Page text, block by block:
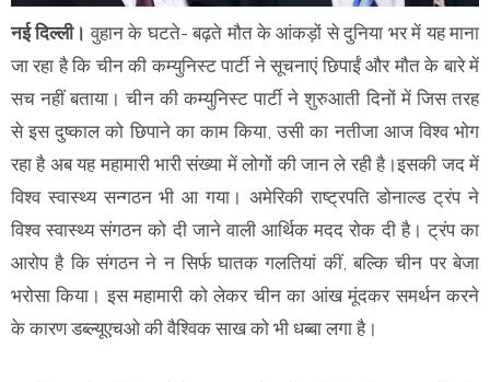
नई दिल्ली। वुहान के घटते- बढ़ते मौत के आंकड़ों से दुनिया भर में यह माना
जा रहा है कि चीन की कम्युनिस्ट पार्टी ने सूचनाएं छिपाईं और मौत के बारे में
सच नहीं बताया। चीन की कम्युनिस्ट पार्टी ने शुरुआती दिनों में जिस तरह
से इस दुष्काल को छिपाने का काम किया, उसी का नतीजा आज विश्व भोग
रहा है अब यह महामारी भारी संख्या में लोगों की जान ले रही है।इसकी जद में
विश्व स्वास्थ्य सन्गठन भी आ गया। अमेरिकी राष्ट्रपति डोनाल्ड ट्रंप ने
विश्व स्वास्थ्य संगठन को दी जाने वाली आर्थिक मदद रोक दी है। ट्रंप का
आरोप है कि संगठन ने न सिर्फ घातक गलतियां कीं, बल्कि चीन पर बेजा
भरोसा किया। इस महामारी को लेकर चीन का आंख मूंदकर समर्थन करने
के कारण डब्ल्यूएचओ की वैश्विक साख को भी धब्बा लगा है।